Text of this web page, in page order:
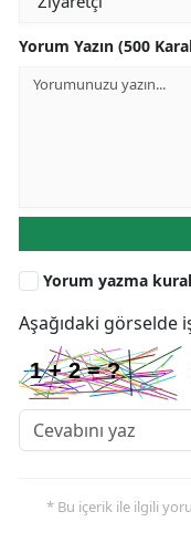
Yorum Yazın (500
Yorum yazma
Aşağıdaki görselde
* Bu içerik ile ilgili